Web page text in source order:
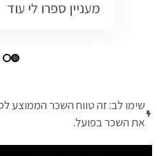
מעניין ספרו לי עוד
שימו לב: זה טווח השכר הממוצע
את השכר בפועל.